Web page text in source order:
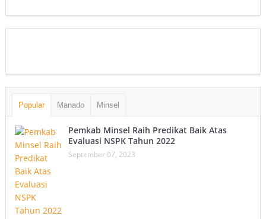
Popular Manado Minsel
Pemkab Minsel Raih Predikat Baik Atas
Evaluasi NSPK Tahun 2022
September 07, 2023